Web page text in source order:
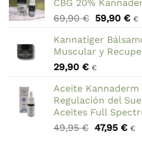
era:
49,95 €.
es:
CBG 20%
69,90€ El
original
era:
69,90 €.
59,90 €El
es:
€
Kannatiger
Muscular y
29,90 € €
Aceite Kannaderm
Regulación del
Aceites Full
49,95€ El
47,95 €El
€